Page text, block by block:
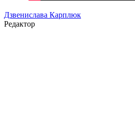
Дзвенислава Карплюк
Редактор